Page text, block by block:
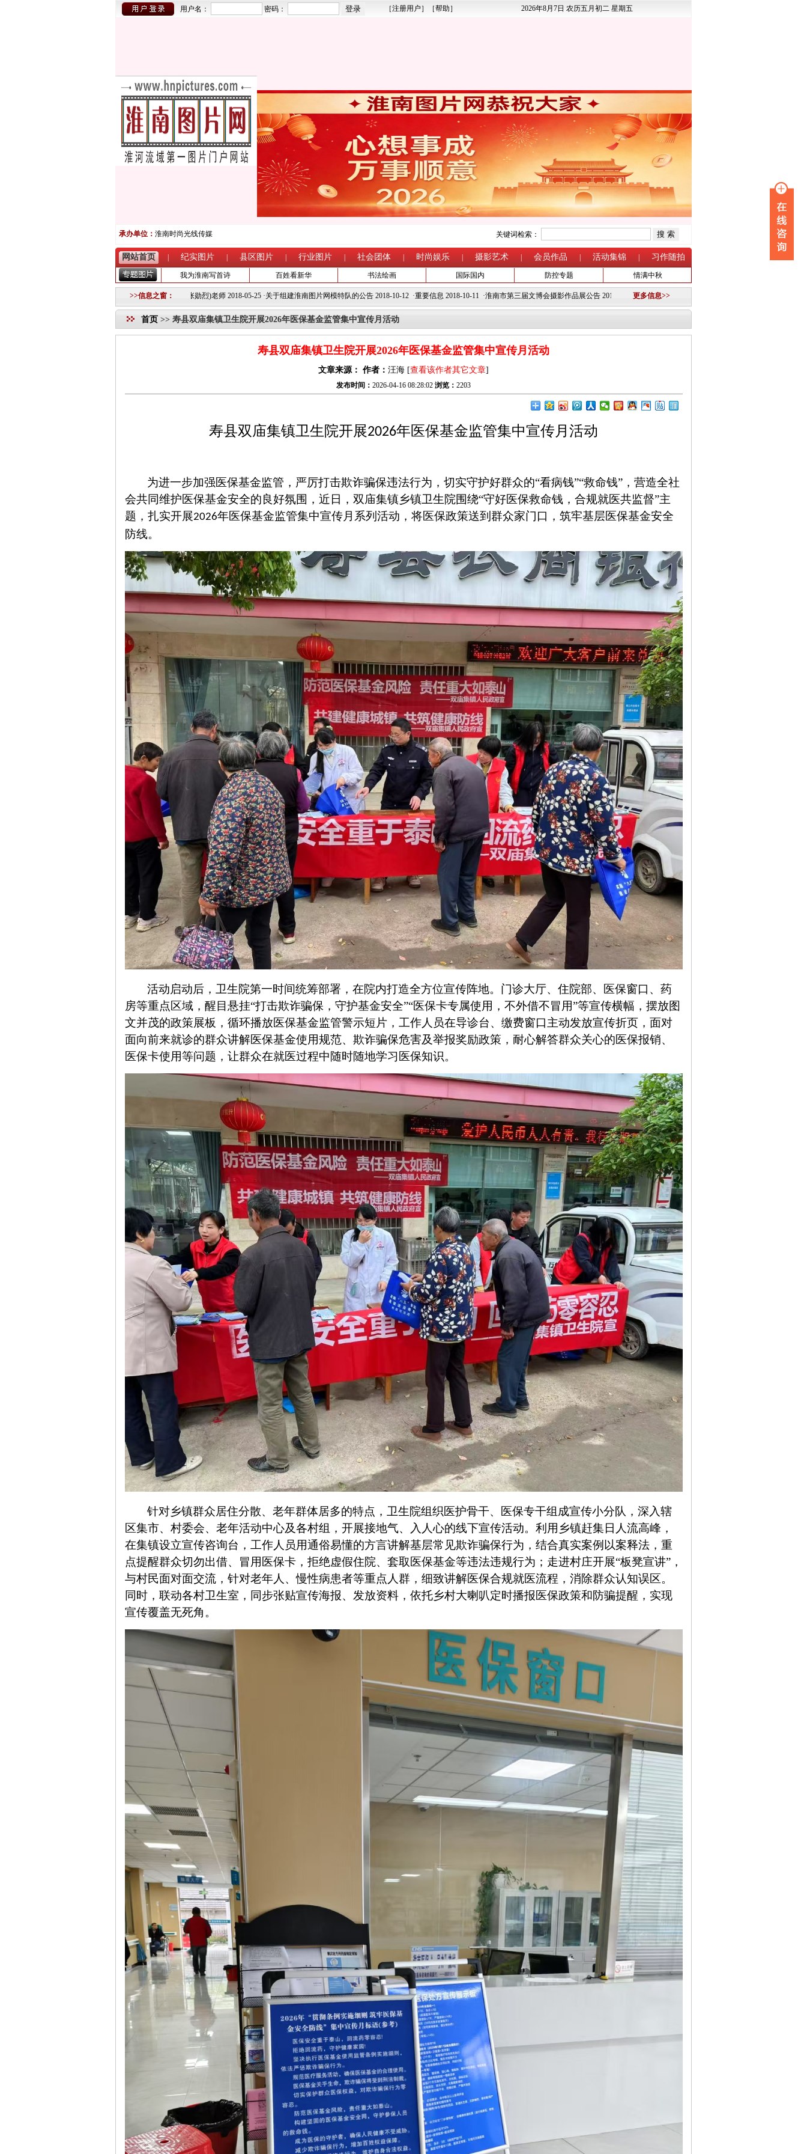
用户名： 密码： ［注册用户 ］［帮助 ］ 2026年8月7日 农历五月初二 星期五
承办单位： 淮南时尚光线传媒 关键词检索：
网站首页 纪实图片 县区图片 行业图片 社会团体 时尚娱乐 摄影艺术 会员作品 活动集锦 习作随拍
我为淮南写首诗 百姓看新华 书法绘画 国际国内 防控专题 情满中秋
>>信息之窗：
沉痛悼念捕影(张勋烈)老师2018-05-25·关于组建淮南图片网模特队的公告2018-10-12 ·重要信息 2018-10-11 ·淮南市第三届文博会摄影作品展公告2018-09-11 ·活动通知 2018-07-05 ·活动通知
更多信息>>
首页 >> 寿县双庙集镇卫生院开展2026年医保基金监管集中宣传月活动
寿县双庙集镇卫生院开展2026年医保基金监管集中宣传月活动
文章来源： 作者： 汪海 [查看该作者其它文章]
发布时间： 2026-04-16 08:28:02 浏览： 2203
寿县双庙集镇卫生院开展2026年医保基金监管集中宣传月活动
为进一步加强医保基金监管，严厉打击欺诈骗保违法行为，切实守护好群众的“看病钱”“救命钱”，营造全社
会共同维护医保基金安全的良好氛围，近日， 双庙集镇乡镇卫生院围绕“守好医保救命钱，合规就医共监督”主
题，扎实开展2026年医保基金监管集中宣传月系列活动，将医保政策送到群众家门口，筑牢基层医保基金安全
防线。
活动启动后，卫生院第一时间统筹部署，在院内打造全方位宣传阵地。门诊大厅、住院部、医保窗口、药
房等重点区域，醒目悬挂“打击欺诈骗保，守护基金安全”“医保卡专属使用，不外借不冒用”等宣传横幅，摆放图
文并茂的政策展板，循环播放医保基金监管警示短片，工作人员在导诊台、缴费窗口主动发放宣传折页，面对
面向前来就诊的群众讲解医保基金使用规范、欺诈骗保危害及举报奖励政策，耐心解答群众关心的医保报销、
医保卡使用等问题，让群众在就医过程中随时随地学习医保知识。
针对乡镇群众居住分散、老年群体居多的特点，卫生院组织医护骨干、医保专干组成宣传小分队，深入辖
区集市、村委会、老年活动中心及各村组，开展接地气、入人心的线下宣传活动。利用乡镇赶集日人流高峰，
在集镇设立宣传咨询台，工作人员用通俗易懂的方言讲解基层常见欺诈骗保行为，结合真实案例以案释法，重
点提醒群众切勿出借、冒用医保卡，拒绝虚假住院、套取医保基金等违法违规行为；走进村庄开展“板凳宣讲”，
与村民面对面交流，针对老年人、慢性病患者等重点人群，细致讲解医保合规就医流程，消除群众认知误区。
同时，联动各村卫生室，同步张贴宣传海报、发放资料，依托乡村大喇叭定时播报医保政策和防骗提醒，实现
宣传覆盖无死角。